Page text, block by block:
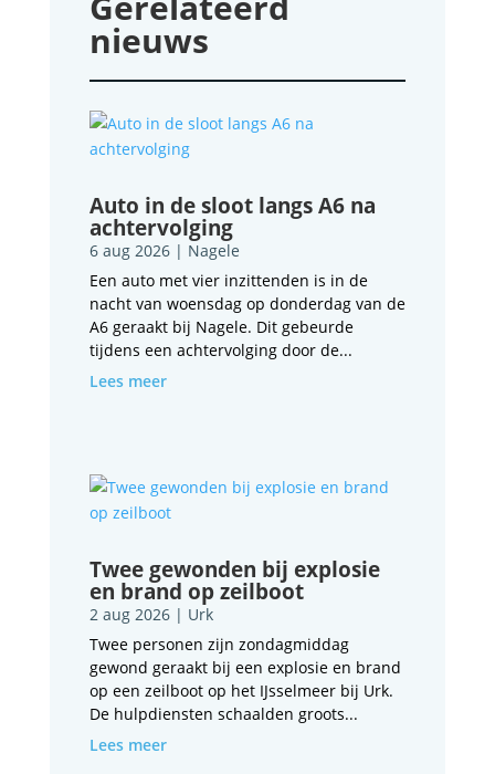
nieuws
Auto in de sloot langs A6 na
achtervolging
6 aug 2026| Nagele
Een auto met vier inzittenden is in de
nacht van woensdag op donderdag van de
A6 geraakt bij Nagele. Dit gebeurde
tijdens een achtervolging door de...
Lees meer
Twee gewonden bij explosie
en brand op zeilboot
2 aug 2026| Urk
Twee personen zijn zondagmiddag
gewond geraakt bij een explosie en brand
op een zeilboot op het IJsselmeer bij Urk.
De hulpdiensten schaalden groots...
Lees meer